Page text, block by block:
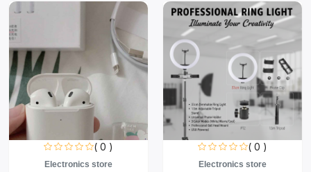
( 0 )
Electronics store
( 0 )
Electronics store